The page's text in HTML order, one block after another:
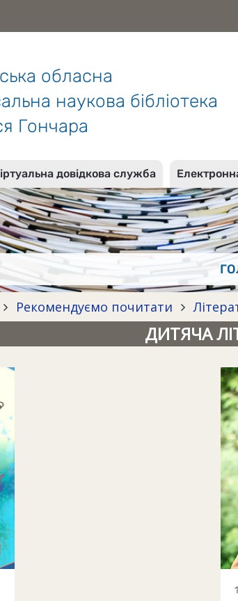
обласна
наукова бібліотека
Гончара
довідкова служба
Рекомендуємо почитати
ДИТЯЧА